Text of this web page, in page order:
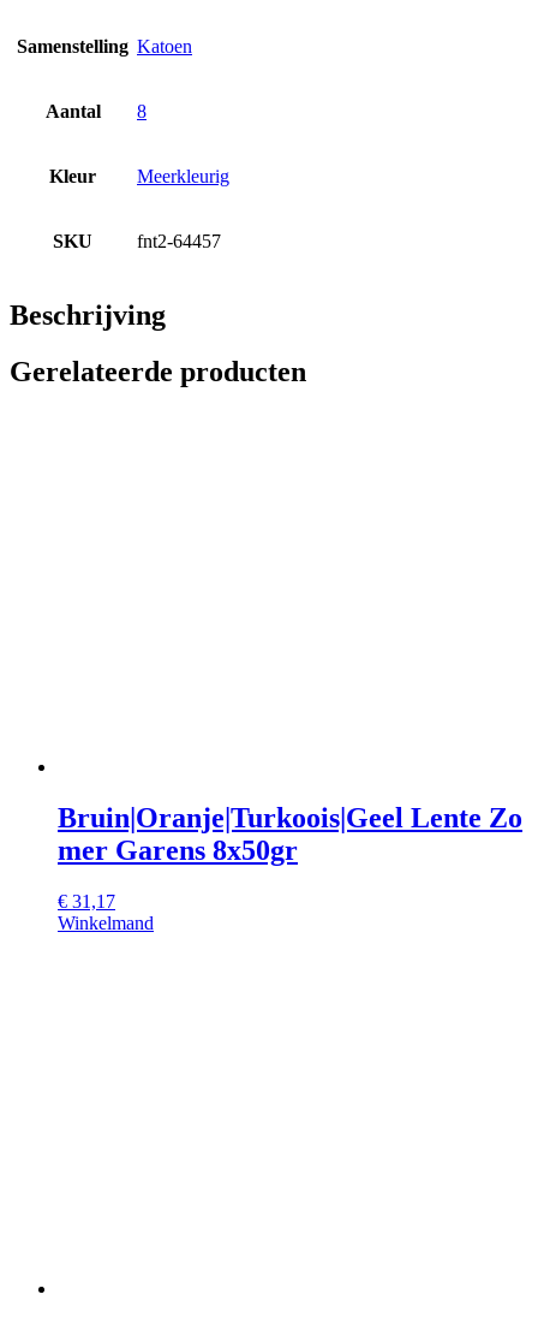
Samenstelling Katoen
Aantal 8
Kleur Meerkleurig
SKU fnt2-64457
Beschrijving
Gerelateerde producten
Bruin|Oranje|Turkoois|Geel Lente Zo
mer Garens 8x50gr
€ 31,17
Winkelmand